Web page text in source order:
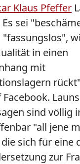
Klaus Pfeffer
sei
"fassungslos",
in einen
mit
sind völlig
"all jene
sich für eine
zur